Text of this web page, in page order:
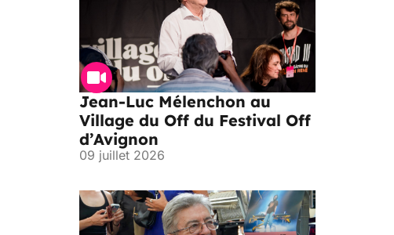
Jean-Luc Mélenchon au
Village du Off du Festival Off
d’Avignon
09 juillet 2026